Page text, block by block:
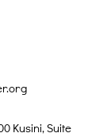
Kusini, Suite